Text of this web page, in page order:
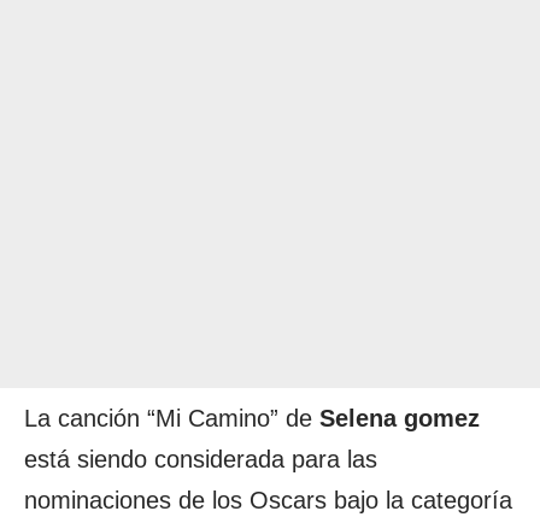
La canción “Mi Camino” de Selena gomez
está siendo considerada para las
nominaciones de los Oscars bajo la categoría